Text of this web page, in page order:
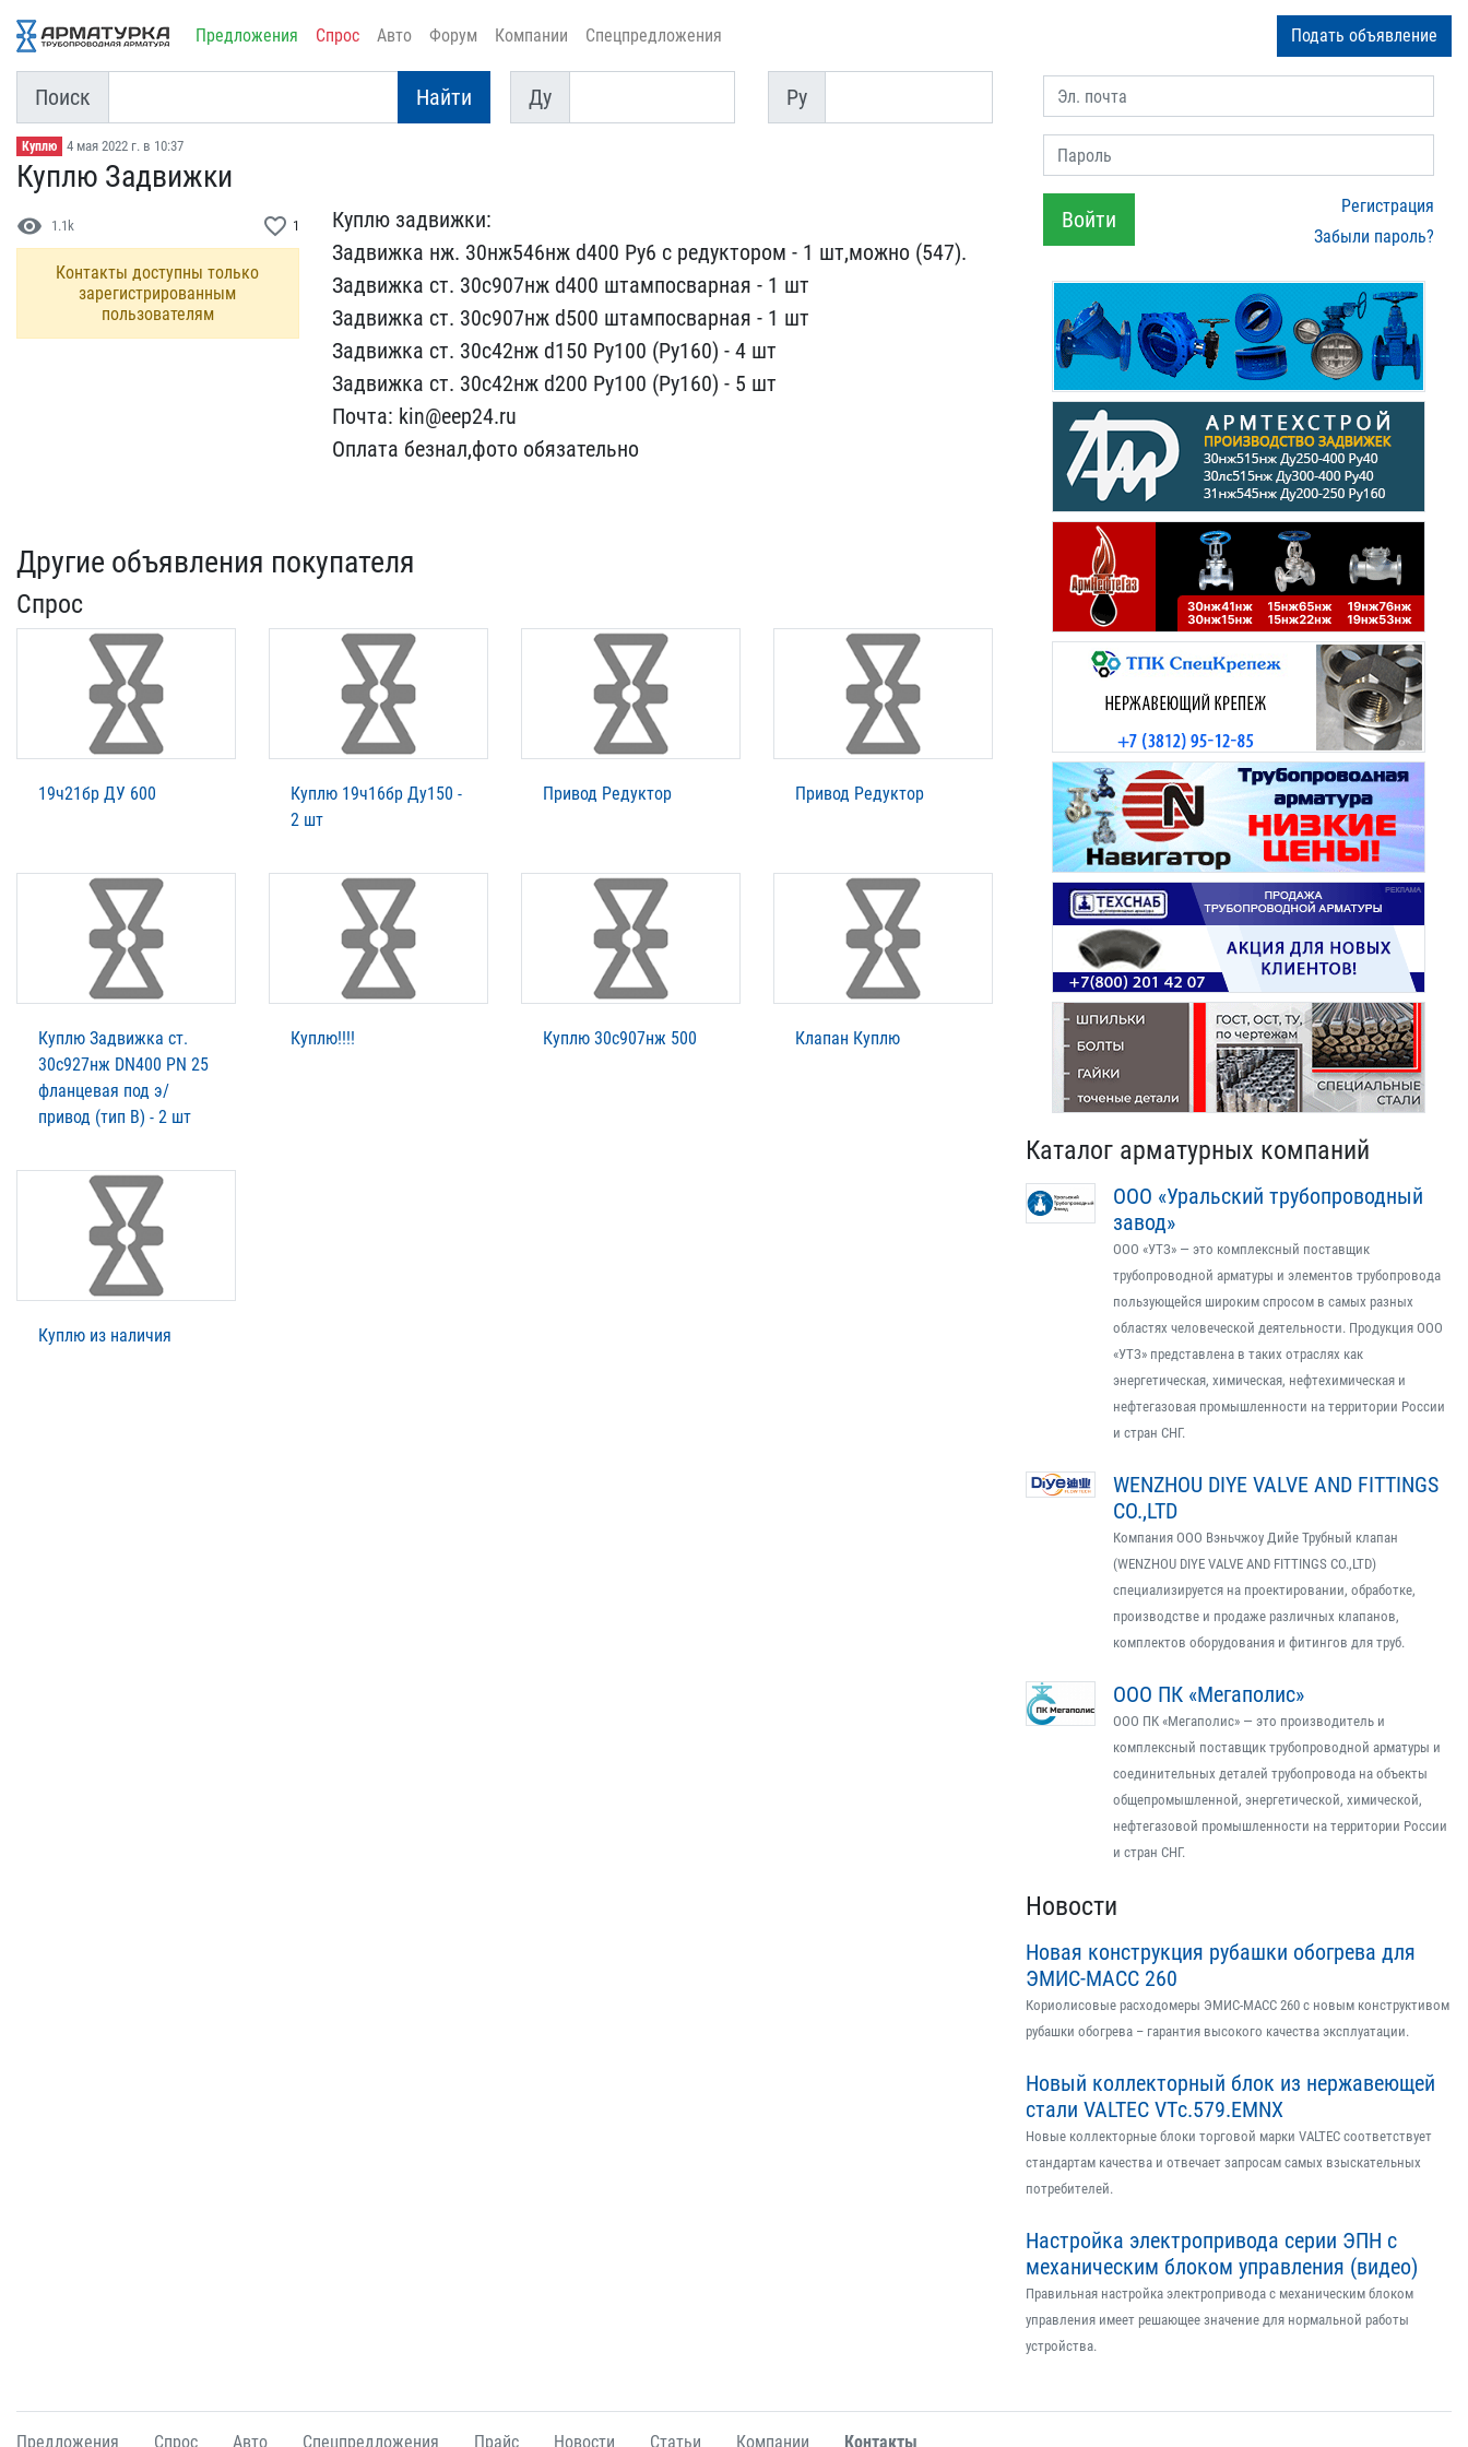
Предложения Спрос Авто Форум Компании Спецпредложения Подать объявление
Поиск Найти
Ду
Ду
Py
Py
Куплю 4 мая 2022 г. в 10:37
Куплю Задвижки
visibility 1.1k favorite_border 1
Контакты доступны только
зарегистрированным
пользователям
Куплю задвижки:
Задвижка​ нж. 30нж546нж d400 Py6 ​с редуктором - 1 шт,можн​о (547).
Задвижка ст. 30​с907нж d400 штампосварна​я - 1 шт
Задвижка ст. 30​с907нж d500 штампосварна​я - 1 шт
Задвижка ст. 30​с42нж d150 Py100 (Ру160)​ - 4 шт
Задвижка ст. 30с​42нж d200 Py100 (Ру160) ​- 5 шт
Почта: kin@eep24.​ru
Оплата безнал,фото об​язательно
Другие объявления покупателя
Спрос
19ч21бр ДУ 600
Куплю 19ч16бр Ду150 -
2 шт
Привод Редуктор Привод Редуктор
Куплю Задвижка ст.
30с927нж DN400 PN 25
фланцевая под э/
привод (тип В) - 2 шт
Куплю!!!! Куплю 30с907нж 500 Клапан Куплю
Куплю из наличия
Эл. почта
Пароль
Войти
Регистрация
Забыли пароль?
Каталог арматурных компаний
ООО «Уральский трубопроводный
завод»
ООО «УТЗ» — это комплексный поставщик
трубопроводной арматуры и элементов трубопровода
пользующейся широким спросом в самых разных
областях человеческой деятельности. Продукция ООО
«УТЗ» представлена в таких отраслях как
энергетическая, химическая, нефтехимическая и
нефтегазовая промышленности на территории России
и стран СНГ.
WENZHOU DIYE VALVE AND FITTINGS
CO.,LTD
Компания ООО Вэньчжоу Дийе Трубный клапан
(WENZHOU DIYE VALVE AND FITTINGS CO.,LTD)
специализируется на проектировании, обработке,
производстве и продаже различных клапанов,
комплектов оборудования и фитингов для труб.
ООО ПК «Мегаполис»
ООО ПК «Мегаполис» — это производитель и
комплексный поставщик трубопроводной арматуры и
соединительных деталей трубопровода на объекты
общепромышленной, энергетической, химической,
нефтегазовой промышленности на территории России
и стран СНГ.
Новости
Новая конструкция рубашки обогрева для
ЭМИС-МАСС 260
Кориолисовые расходомеры ЭМИС-МАСС 260 с новым конструктивом
рубашки обогрева – гарантия высокого качества эксплуатации.
Новый коллекторный блок из нержавеющей
стали VALTEC VTс.579.EMNX
Новые коллекторные блоки торговой марки VALTEC соответствует
стандартам качества и отвечает запросам самых взыскательных
потребителей.
Настройка электропривода серии ЭПН с
механическим блоком управления (видео)
Правильная настройка электропривода с механическим блоком
управления имеет решающее значение для нормальной работы
устройства.
Предложения Спрос Авто Спецпредложения Прайс Новости Статьи Компании Контакты